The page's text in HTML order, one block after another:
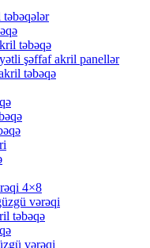
təbəqə
şəffaf akril panellər
təbəqə
4×8
vərəqi
təbəqə
vərəqi